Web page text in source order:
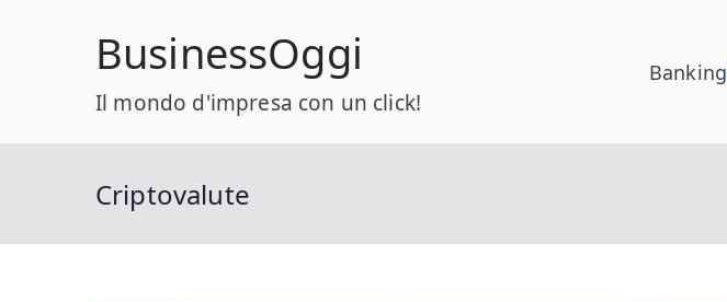
BusinessOggi
Il mondo d'impresa con un click!
Banking
Criptovalute